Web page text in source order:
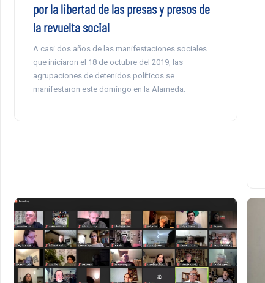
por la libertad de las presas y presos de
la revuelta social
A casi dos años de las manifestaciones sociales
que iniciaron el 18 de octubre del 2019, las
agrupaciones de detenidos políticos se
manifestaron este domingo en la Alameda.